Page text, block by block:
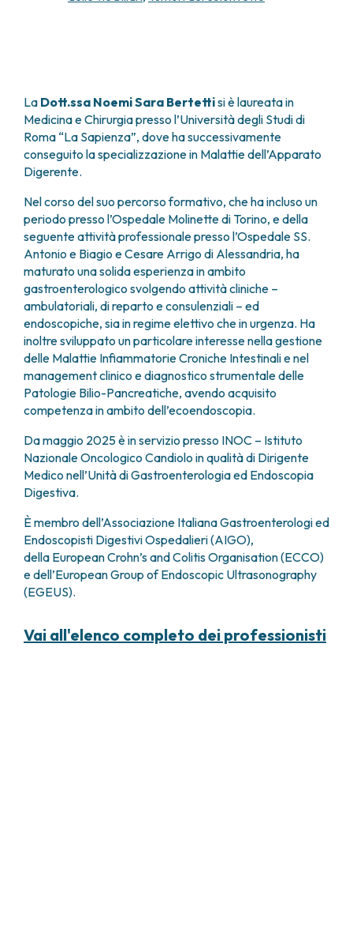
SARCOMI E TUMORI RARI
TUMORI OSSEI
RADIOTERAPIA
CONSULENZE
CARDIOLOGIA
DIETETICA E NUTRIZIONE CLINICA
PNEUMOLOGIA
PSICOLOGIA
TERAPIA DEL DOLORE E CURE PALLIATIVE
ALTRE CONSULENZE
RICERCA CLINICA
RICERCA CLINICA E INNOVAZIONE
UNITÀ CLINICA DI FASE I
CLINICAL RESEARCH UNIT (CRU)
La Dott.ssa Noemi Sara Bertettisi è laureata in
Medicina e Chirurgia presso l’Università degli Studi di
Roma “La Sapienza”, dove ha successivamente
conseguito la specializzazione in Malattie dell’Apparato
Digerente.
Nel corso del suo percorso formativo, che ha incluso un
periodo presso l’Ospedale Molinette di Torino, e della
seguente attività professionale presso l’Ospedale SS.
Antonio e Biagio e Cesare Arrigo di Alessandria, ha
maturato una solida esperienza in ambito
gastroenterologico svolgendo attività cliniche –
ambulatoriali, di reparto e consulenziali – ed
endoscopiche, sia in regime elettivo che in urgenza. Ha
inoltre sviluppato un particolare interesse nella gestione
delle Malattie Infiammatorie Croniche Intestinali e nel
management clinico e diagnostico strumentale delle
Patologie Bilio-Pancreatiche, avendo acquisito
competenza in ambito dell’ecoendoscopia.
Da maggio 2025 è in servizio presso INOC – Istituto
Nazionale Oncologico Candiolo in qualità di Dirigente
Medico nell’Unità di Gastroenterologia ed Endoscopia
Digestiva.
È membro dell’Associazione Italiana Gastroenterologi ed
Endoscopisti Digestivi Ospedalieri (AIGO),
della European Crohn’s and Colitis Organisation (ECCO)
e dell’European Group of Endoscopic Ultrasonography
(EGEUS).
Vai all'elenco completo dei professionisti